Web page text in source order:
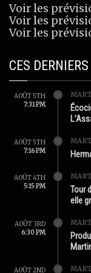
Voir les
Voir les
Voir les
CES
AOÛT 5TH
7:31 PM
AOÛT 5TH
7:16 PM
AOÛT 4TH
5:15 PM
Tour
elle
AOÛT 3RD
6:30 PM
AOÛT 2ND